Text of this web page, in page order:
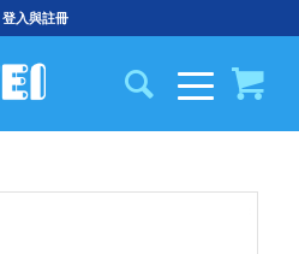
登入與註冊